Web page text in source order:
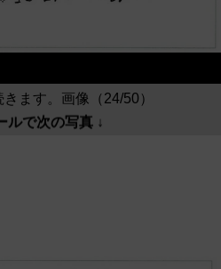
ます。画像（24/50）
ルで次の写真 ↓